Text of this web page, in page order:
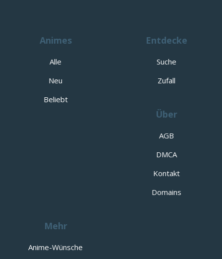
Animes
Alle
Neu
Beliebt
Entdecke
Suche
Zufall
Über
AGB
DMCA
Kontakt
Domains
Mehr
Anime-Wünsche